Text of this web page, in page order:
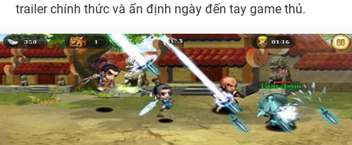
trailer chính thức và ấn định ngày đến tay game thủ.